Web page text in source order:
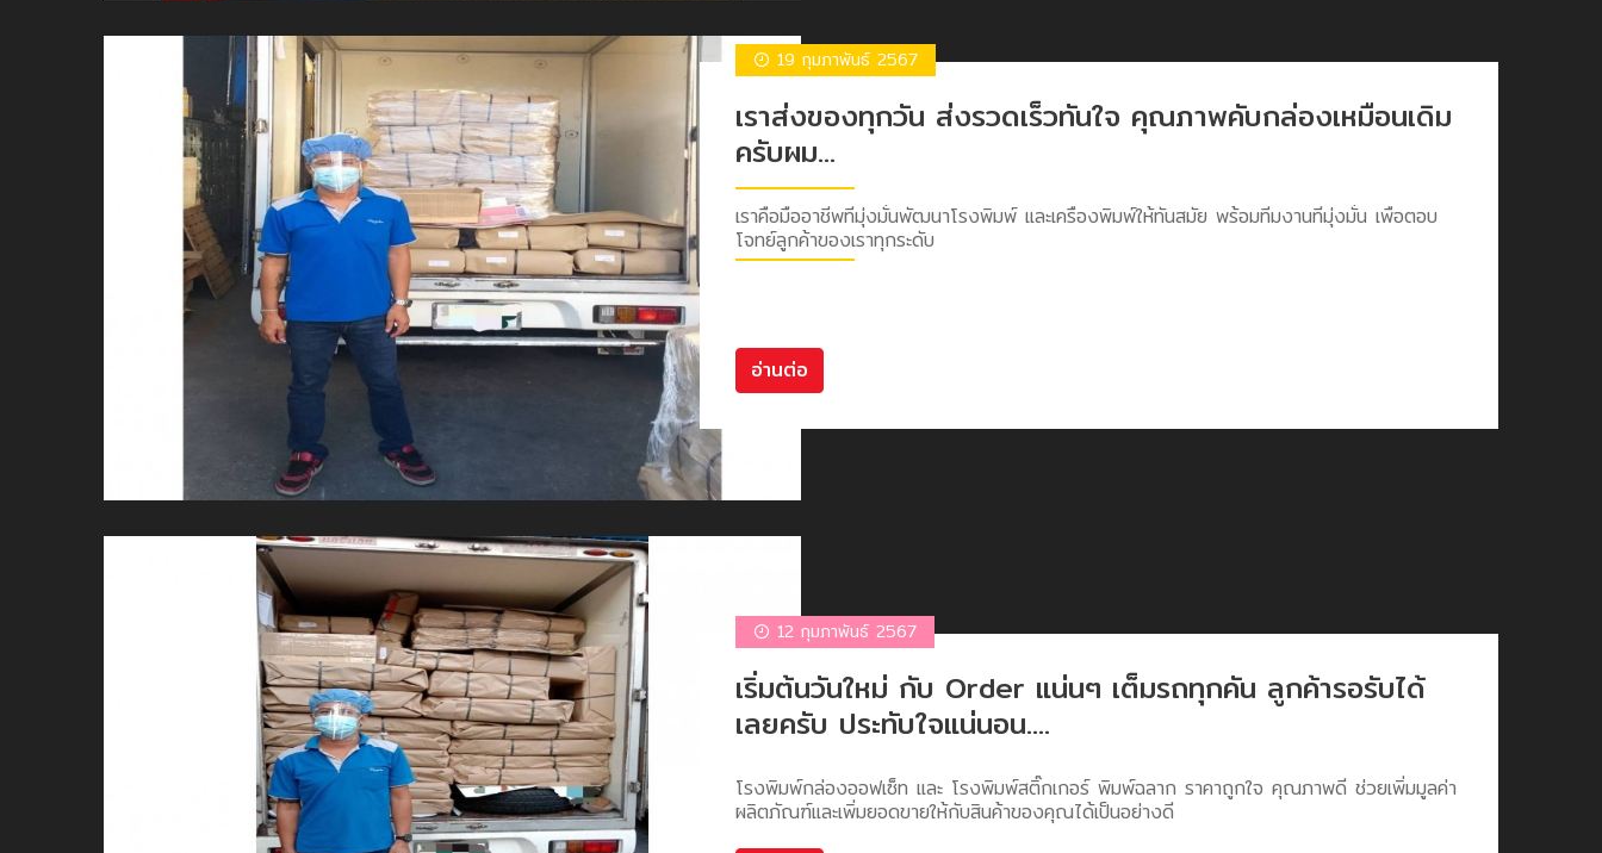
19 กุมภาพันธ์ 2567
เราส่งของทุกวัน ส่งรวดเร็วทันใจ คุณภาพคับกล่องเหมือนเดิม
ครับผม...
เราคือมืออาชีพที่มุ่งมั่นพัฒนาโรงพิมพ์ และเครื่องพิมพ์ให้ทันสมัย พร้อมทีมงานที่มุ่งมั่น เพื่อตอบ
โจทย์ลูกค้าของเราทุกระดับ
อ่านต่อ
12 กุมภาพันธ์ 2567
เริ่มต้นวันใหม่ กับ Order แน่นๆ เต็มรถทุกคัน ลูกค้ารอรับได้
เลยครับ ประทับใจแน่นอน....
โรงพิมพ์กล่องออฟเซ็ท และ โรงพิมพ์สติ๊กเกอร์ พิมพ์ฉลาก ราคาถูกใจ คุณภาพดี ช่วยเพิ่มมูลค่า
ผลิตภัณฑ์และเพิ่มยอดขายให้กับสินค้าของคุณได้เป็นอย่างดี